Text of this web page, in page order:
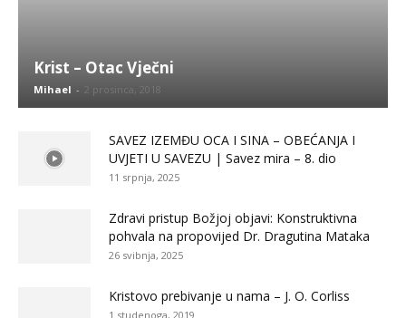
Krist – Otac Vječni
Mihael - 2 prosinca, 2018
SAVEZ IZEMĐU OCA I SINA – OBEĆANJA I
UVJETI U SAVEZU | Savez mira – 8. dio
11 srpnja, 2025
Zdravi pristup Božjoj objavi: Konstruktivna
pohvala na propovijed Dr. Dragutina Mataka
26 svibnja, 2025
Kristovo prebivanje u nama – J. O. Corliss
1 studenoga, 2019